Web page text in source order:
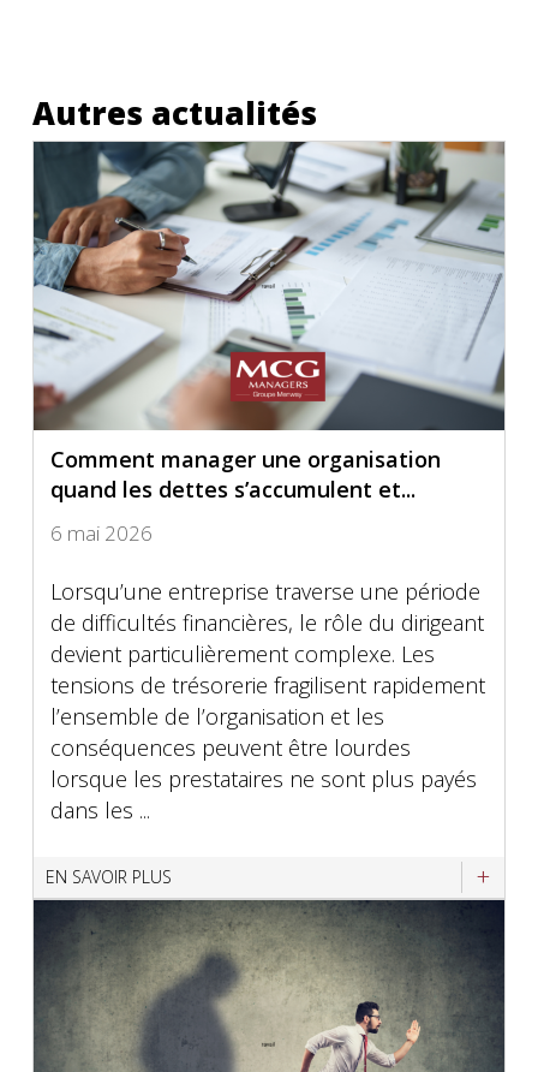
Autres actualités
Comment manager une organisation
quand les dettes s’accumulent et...
6 mai 2026
Lorsqu’une entreprise traverse une période
de difficultés financières, le rôle du dirigeant
devient particulièrement complexe. Les
tensions de trésorerie fragilisent rapidement
l’ensemble de l’organisation et les
conséquences peuvent être lourdes
lorsque les prestataires ne sont plus payés
dans les ...
EN SAVOIR PLUS